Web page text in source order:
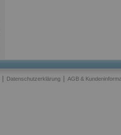
| Datenschutzerklärung | AGB &